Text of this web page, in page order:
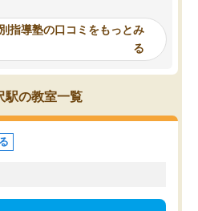
ら学ぶこ
いいなと
りないのか
どももびっ
気を持って
り、少しず
無くなっ
学も追加
校受験に
らないところをピンポイ
頂いて、とてもわかり
していました。一生を
スト、多少お金がかかっ
思い切って入塾してよか
指導塾の口コミをもっとみ
る
駅の教室一覧